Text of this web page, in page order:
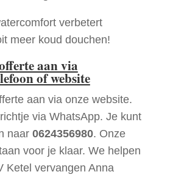
verbetert
meer koud douchen!
aan via
of website
aan via onze website.
via WhatsApp. Je kunt
naar 0624356980. Onze
voor je klaar. We helpen
Ketel vervangen Anna